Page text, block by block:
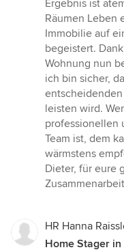
Ergebnis ist
Räumen Leben
Immobilie auf
begeistert.
Wohnung nun
ich bin sicher,
leisten wird.
professionellen
Team ist, dem
wärmstens
Dieter, für eure
HR Hanna
Home Stager in